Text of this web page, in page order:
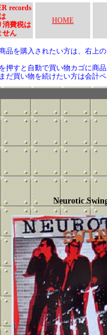
records
消費税は
せん
HOME
品を購入されたい方は、右上
押すと自動で買い物カゴに商
だ買い物を続けたい方は会計
Neurotic